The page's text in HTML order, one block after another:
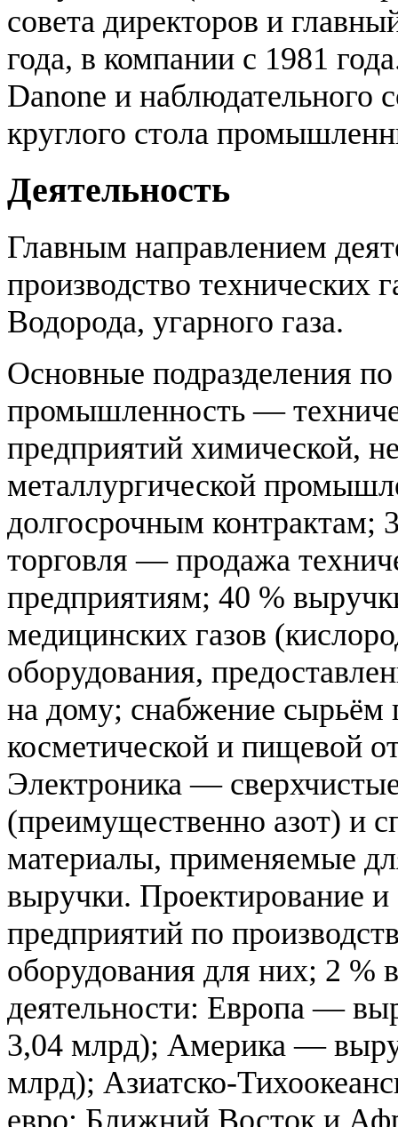
совета директоров и
года, в компании с 1981
Danone и наблюдательного
круглого стола
Деятельность
Главным направлением
производство технических
Водорода, угарного газа.
Основные подразделения
промышленность —
предприятий химической,
металлургической
долгосрочным
торговля — продажа
предприятиям; 40 %
медицинских газов
оборудования,
на дому; снабжение сырьём
косметической и пищевой
Электроника —
(преимущественно азот) и
материалы, применяемые
выручки. Проектирование и
предприятий по
оборудования для них; 2 %
деятельности: Европа —
3,04 млрд); Америка —
млрд); Азиатско-